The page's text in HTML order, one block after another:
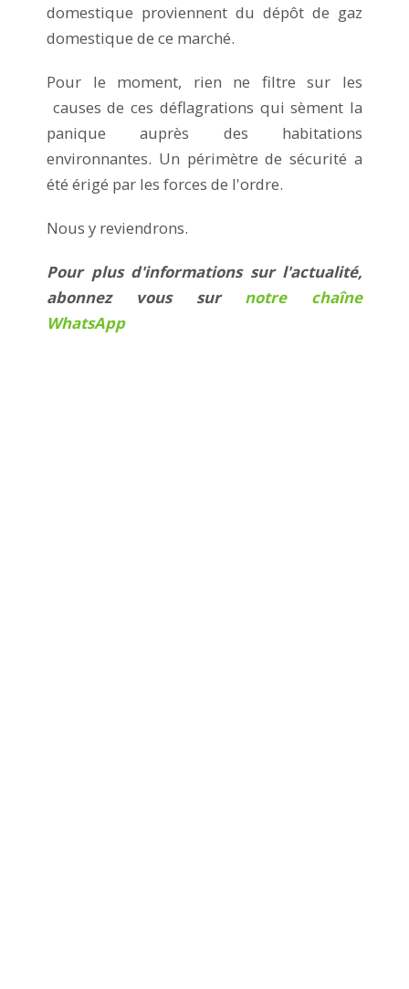
domestique proviennent du dépôt de gaz
domestique de ce marché.
Pour le moment, rien ne filtre sur les
causes de ces déflagrations qui sèment la
panique auprès des habitations
environnantes. Un périmètre de sécurité a
été érigé par les forces de l'ordre.
Nous y reviendrons.
Pour plus d'informations sur l'actualité,
abonnez vous sur notre chaîne
WhatsApp